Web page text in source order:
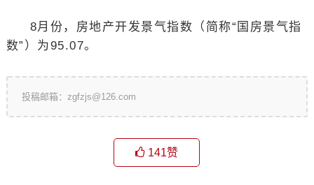
8月份，房地产开发景气指数（简称“国房景气指
数”）为95.07。
投稿邮箱：zgfzjs@126.com
141赞